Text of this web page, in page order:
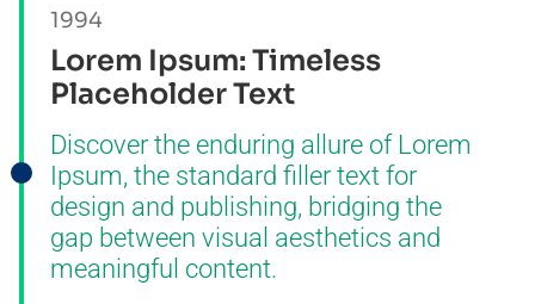
1994
Lorem Ipsum: Timeless
Placeholder Text
Discover the enduring allure of Lorem
Ipsum, the standard filler text for
design and publishing, bridging the
gap between visual aesthetics and
meaningful content.